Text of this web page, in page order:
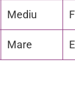
Mediu
Mare